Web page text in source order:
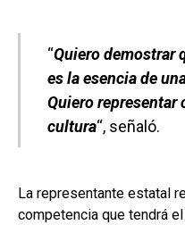
“Quiero demostrar
es la esencia de
Quiero
cultura“, señaló.
La representante estatal
competencia que tendrá